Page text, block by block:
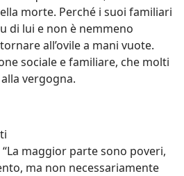
morte. Perché i suoi familiari
di lui e non è nemmeno
all’ovile a mani vuote.
sociale e familiare, che molti
vergogna.
maggior parte sono poveri,
ma non necessariamente